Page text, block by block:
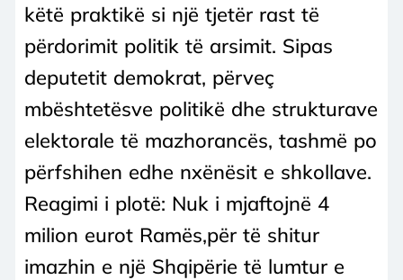
këtë praktikë si një tjetër rast të
përdorimit politik të arsimit. Sipas
deputetit demokrat, përveç
mbështetësve politikë dhe strukturave
elektorale të mazhorancës, tashmë po
përfshihen edhe nxënësit e shkollave.
Reagimi i plotë: Nuk i mjaftojnë 4
milion eurot Ramës,për të shitur
imazhin e një Shqipërie të lumtur e